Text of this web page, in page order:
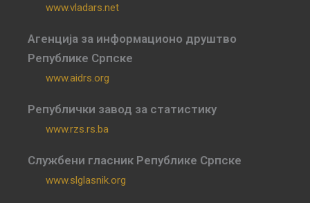
www.vladars.net
Агенција за информационо друштво
Републике Српске
www.aidrs.org
Републички завод за статистику
www.rzs.rs.ba
Службени гласник Републике Српске
www.slglasnik.org